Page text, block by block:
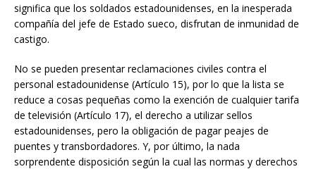
significa que los soldados estadounidenses, en la inesperada
compañía del jefe de Estado sueco, disfrutan de inmunidad de
castigo.
No se pueden presentar reclamaciones civiles contra el
personal estadounidense (Artículo 15), por lo que la lista se
reduce a cosas pequeñas como la exención de cualquier tarifa
de televisión (Artículo 17), el derecho a utilizar sellos
estadounidenses, pero la obligación de pagar peajes de
puentes y transbordadores. Y, por último, la nada
sorprendente disposición según la cual las normas y derechos